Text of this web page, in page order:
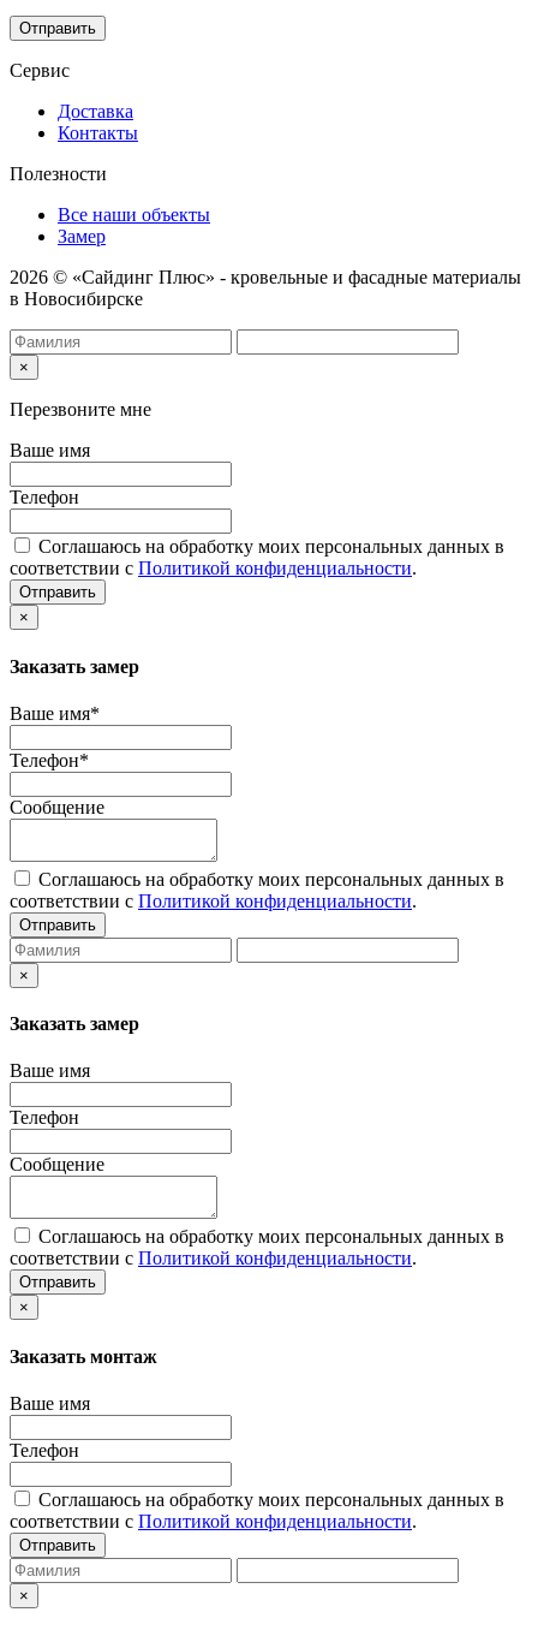
Отправить
Сервис
Доставка
Контакты
Полезности
Все наши объекты
Замер
2026 © «Сайдинг Плюс» - кровельные и фасадные материалы
в Новосибирске
×
Перезвоните мне
Ваше имя
Телефон
Соглашаюсь на обработку моих персональных данных в
соответствии с Политикой конфиденциальности.
Отправить
×
Заказать замер
Ваше имя*
Телефон*
Сообщение
Соглашаюсь на обработку моих персональных данных в
соответствии с Политикой конфиденциальности.
Отправить
×
Заказать замер
Ваше имя
Телефон
Сообщение
Соглашаюсь на обработку моих персональных данных в
соответствии с Политикой конфиденциальности.
Отправить
×
Заказать монтаж
Ваше имя
Телефон
Соглашаюсь на обработку моих персональных данных в
соответствии с Политикой конфиденциальности.
Отправить
×